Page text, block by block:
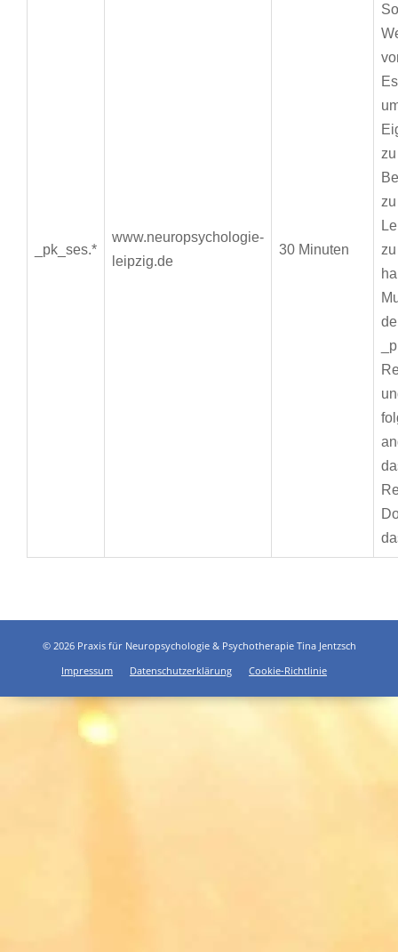
_pk_ses.*
www.neuropsychologie-
leipzig.de
30 Minuten
© 2026 Praxis für Neuropsychologie & Psychotherapie Tina Jentzsch
Impressum
Datenschutzerklärung Cookie-Richtlinie